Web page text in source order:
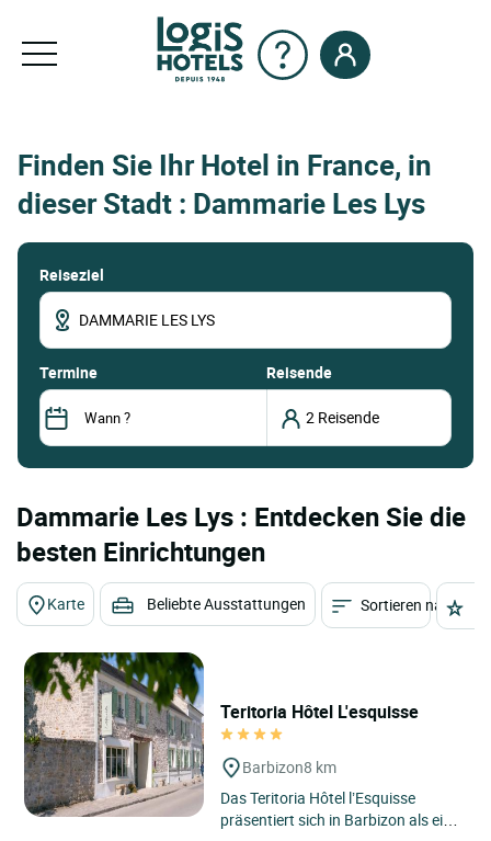
Finden Sie Ihr Hotel in France, in
dieser Stadt : Dammarie Les Lys
Reiseziel
termine Reisende
Dammarie Les Lys : Entdecken Sie die
besten Einrichtungen
Karte Beliebte Ausstattungen Sortieren nach
Teritoria Hôtel L'esquisse
Barbizon8 km
Das Teritoria Hôtel l’Esquisse
präsentiert sich in Barbizon als eine